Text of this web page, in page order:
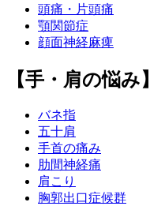
頭痛・片頭痛
顎関節症
顔面神経麻痺
【手・肩の悩み】
バネ指
五十肩
手首の痛み
肋間神経痛
肩こり
胸郭出口症候群